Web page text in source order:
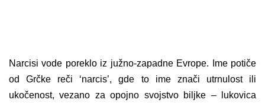
Narcisi vode poreklo iz južno-zapadne Evrope. Ime potiče
od Grčke reči ‘narcis’, gde to ime znači utrnulost ili
ukočenost, vezano za opojno svojstvo biljke – lukovica